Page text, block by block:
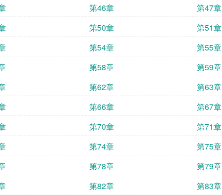
第46章 第47章
第50章 第51章
第54章 第55章
第58章 第59章
第62章 第63章
第66章 第67章
第70章 第71章
第74章 第75章
第78章 第79章
第82章 第83章